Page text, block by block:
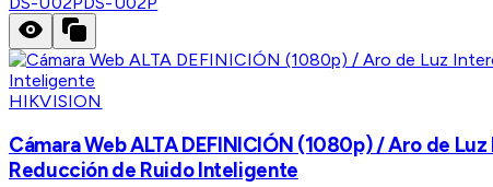
HIKVISION
Cámara Web ALTA DEFINICIÓN (1080p) / Aro de
Reducción de Ruido Inteligente